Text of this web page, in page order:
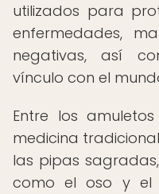
utilizados para
enfermedades,
negativas, así
vínculo con el
Entre los
medicina
las pipas
como el oso y el